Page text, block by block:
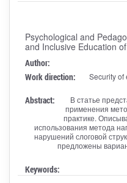
Psychological and
and Inclusive Education
Author:
Work direction:
Security of
Abstract:
В статье
применения
практике.
использования метода
нарушений слоговой
предложены
Keywords: